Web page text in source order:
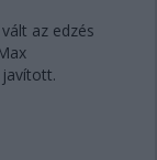
az edzés
javított.